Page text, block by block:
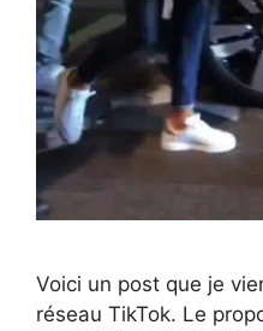
Voici un post que je
réseau TikTok. Le